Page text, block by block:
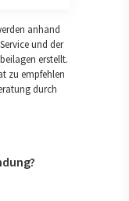
anhand
und der
erstellt.
zu empfehlen
durch